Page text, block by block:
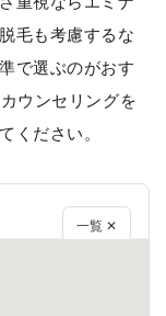
毛も考慮するな
で選ぶのがおす
ウンセリングを
ください。
一覧 ✕